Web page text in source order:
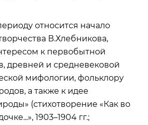
относится начало
В.Хлебникова,
к первобытной
древней и средневековой
мифологии, фольклору
а также к идее
(стихотворение «Как во
1903–1904 гг.;